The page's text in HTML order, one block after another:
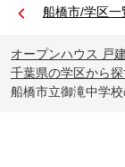
船橋市/学区一
オープンハウス 戸
千葉県の学区から探
船橋市立御滝中学